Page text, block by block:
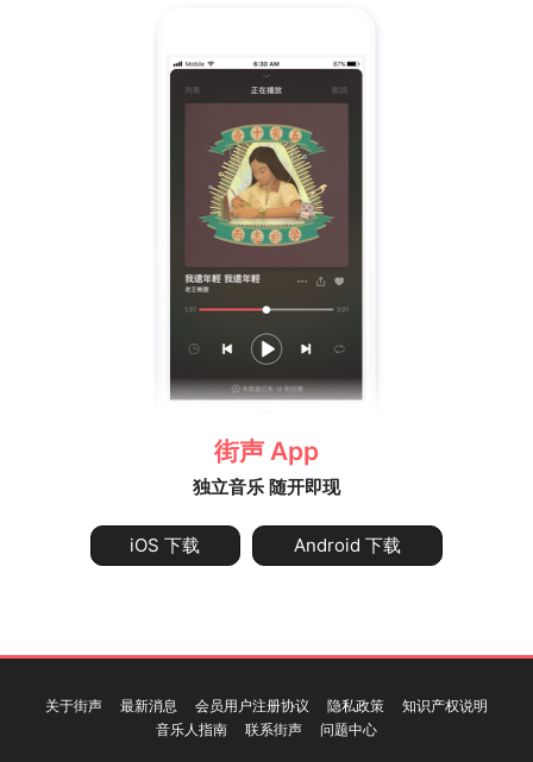
街声 App
独立音乐 随开即现
iOS 下载 Android 下载
关于街声 最新消息 会员用户注册协议 隐私政策
知识产权说明
音乐人指南
联系街声 问题中心